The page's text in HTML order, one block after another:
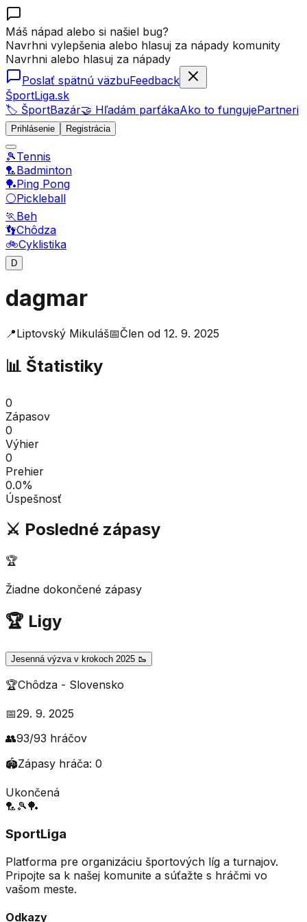
Máš nápad alebo si našiel bug?
Navrhni vylepšenia alebo hlasuj za nápady komunity
Navrhni alebo hlasuj za nápady
Poslať spätnú väzbuFeedback
ŠportLiga.sk
🏷️ ŠportBazár🤝 Hľadám parťákaAko to fungujePartneri
Prihlásenie Registrácia
🎾Tennis
🏸Badminton
🏓Ping Pong
⚪Pickleball
🏃Beh
👣Chôdza
🚲Cyklistika
D
dagmar
📍Liptovský Mikuláš📅Člen od 12. 9. 2025
📊 Štatistiky
0
Zápasov
0
Výhier
0
Prehier
0.0%
Úspešnosť
⚔️ Posledné zápasy
🏆
Žiadne dokončené zápasy
🏆 Ligy
Jesenná výzva v krokoch 2025 🥾
🏆Chôdza - Slovensko
📅29. 9. 2025
👥93/93 hráčov
🏟️Zápasy hráča: 0
Ukončená
🏸 🎾🏓
SportLiga
Platforma pre organizáciu športových líg a turnajov.
Pripojte sa k našej komunite a súťažte s hráčmi vo
vašom meste.
Odkazy